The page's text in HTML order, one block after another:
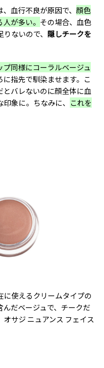
血行不良が原因で、 顔色
人が多い。 その場合、血色
ないので、 隠しチークを
プ同様にコーラルベージュ
に指先で馴染ませます。こ
とバレないのに顔全体に血
象に。ちなみに、 これを
に使えるクリームタイプの
だベージュで、チークだ
サジ ニュアンス フェイス